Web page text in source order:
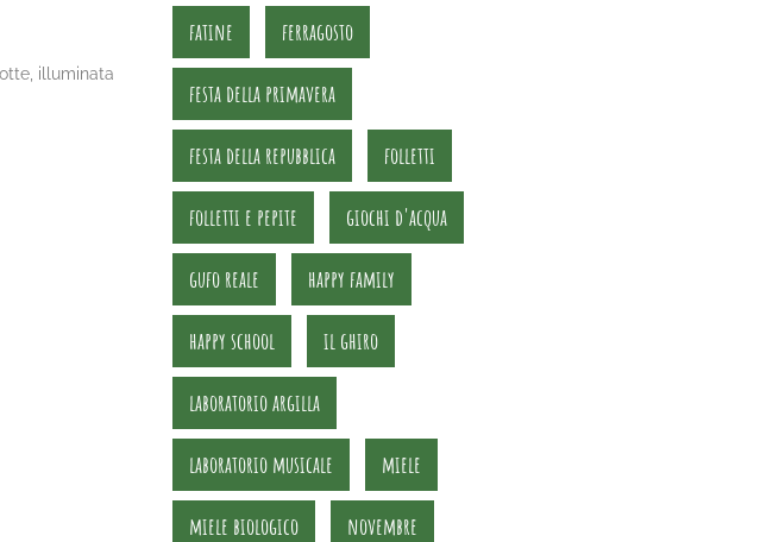
illuminata
fatine ferragosto
festa della primavera
festa della repubblica folletti
folletti e pepite giochi d'acqua
gufo reale happy family
happy school il ghiro
laboratorio argilla
laboratorio musicale miele
miele biologico novembre